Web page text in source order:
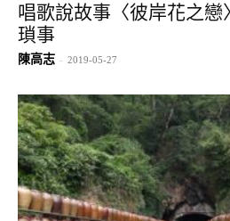
唱歌說故事〈彼岸花之
瑣事
陳高志 - 2019-05-27